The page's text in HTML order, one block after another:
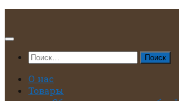
содержимому
Найти:
О нас
Товары